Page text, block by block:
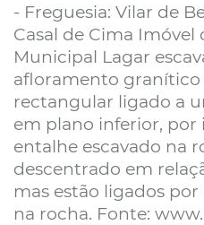
- Freguesia: Vilar de
Casal de Cima Imóvel
Municipal Lagar
afloramento granítico
rectangular ligado a
em plano inferior,
entalhe escavado na
descentrado em
mas estão ligados
na rocha. Fonte: